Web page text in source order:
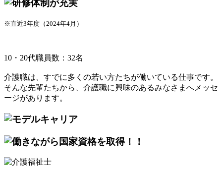
※直近3年度（2024年4月）
10・20代職員数：32名
介護職は、すでに多くの若い方たちが働いている仕事です。
そんな先輩たちから、介護職に興味のあるみなさまへメッセ
ージがあります。